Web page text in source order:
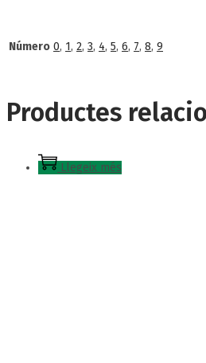
Número 0, 1, 2, 3, 4, 5, 6, 7, 8, 9
Productes
Llegeix més